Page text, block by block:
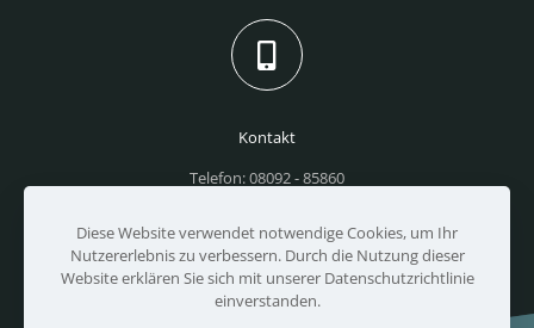
Kontakt
Telefon: 08092 - 85860
info@gymnasium-grafing.de
Diese Website verwendet notwendige Cookies, um Ihr
Nutzererlebnis zu verbessern. Durch die Nutzung dieser
Website erklären Sie sich mit unserer Datenschutzrichtlinie
einverstanden.